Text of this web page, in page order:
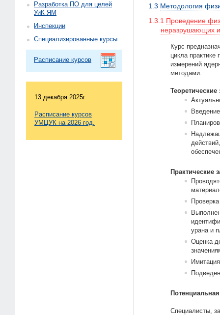
1.3 Методология
1.3.1 Проведение
неразрушающих
Курс
цикла
измерений
методами.
Теоретические
Практические
урана и
Оценка
Специалисты,
Разработка ПО для целей
УиК ЯМ
Инспекции
Специализированные курсы
Расписание курсов
13 декабря 2025г.
Расписание курсов
УМЦУК на 2026 год.